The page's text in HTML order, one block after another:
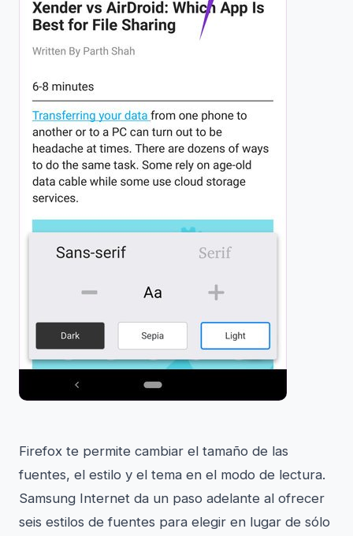
Firefox te permite cambiar el tamaño de las
fuentes, el estilo y el tema en el modo de lectura.
Samsung Internet da un paso adelante al ofrecer
seis estilos de fuentes para elegir en lugar de sólo